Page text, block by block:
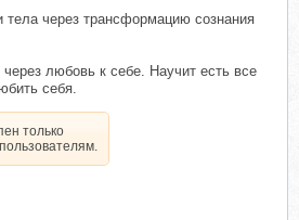
тела через трансформацию сознания
любовь к себе. Научит есть все
себя.
только